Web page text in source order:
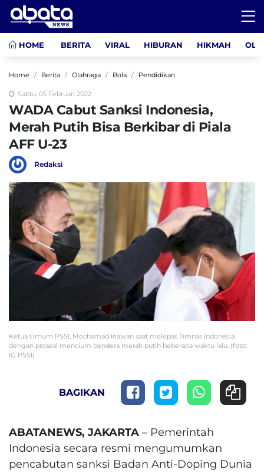
HOME BERITA VIRAL HIBURAN HIKMAH
Home Berita Olahraga Bola Pendidikan
Sabtu, 05 Februari 2022
WADA Cabut Sanksi Indonesia,
Merah Putih Bisa Berkibar di Piala
AFF U-23
Redaksi
Ketua Umum PSSI, Mochamad Iriawan saat melepas Timnas Indonesia
dengan prosesi mencium bendera merah putih beberapa waktu lalu. (foto:
IG PSSI)
BAGIKAN
ABATANEWS, JAKARTA – Pemerintah
Indonesia secara resmi mengumumkan
pencabutan sanksi Badan Anti-Doping Dunia